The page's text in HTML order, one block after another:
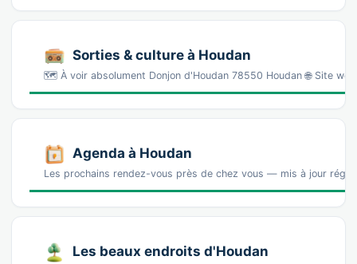
Sorties & culture à Houdan
🗺️ À voir absolument Donjon d'Houdan 78550 Houdan 🌐 Site
Agenda à Houdan
Les prochains rendez-vous près de chez vous — mis à jour
Les beaux endroits d'Houdan